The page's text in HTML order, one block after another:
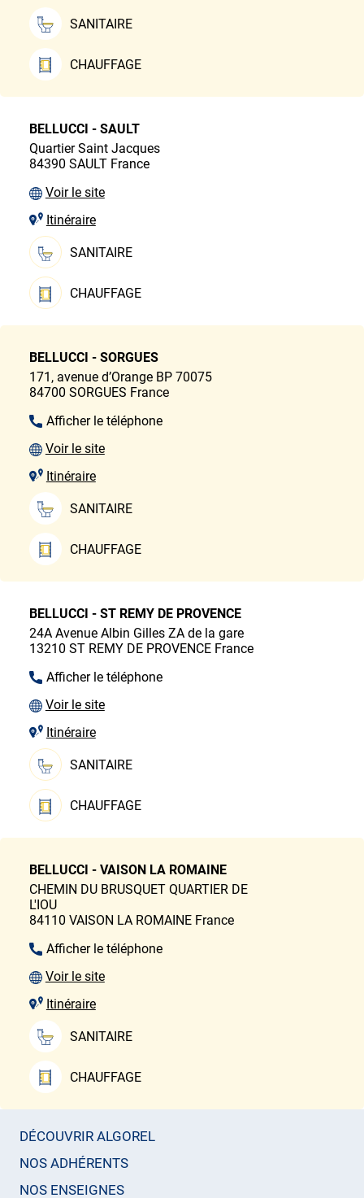
SANITAIRE
CHAUFFAGE
BELLUCCI - SAULT
Quartier Saint Jacques
84390 SAULT France
Voir le site
Itinéraire
SANITAIRE
CHAUFFAGE
BELLUCCI - SORGUES
171, avenue d’OrangeBP 70075
84700 SORGUES France
Afficher le téléphone
Voir le site
Itinéraire
SANITAIRE
CHAUFFAGE
BELLUCCI - ST REMY DE PROVENCE
24A Avenue Albin GillesZA de la gare
13210 ST REMY DE PROVENCE France
Afficher le téléphone
Voir le site
Itinéraire
SANITAIRE
CHAUFFAGE
BELLUCCI - VAISON LA ROMAINE
CHEMIN DU BRUSQUETQUARTIER DE
L'IOU
84110 VAISON LA ROMAINE France
Afficher le téléphone
Voir le site
Itinéraire
SANITAIRE
CHAUFFAGE
DÉCOUVRIR ALGOREL
NOS ADHÉRENTS
NOS ENSEIGNES